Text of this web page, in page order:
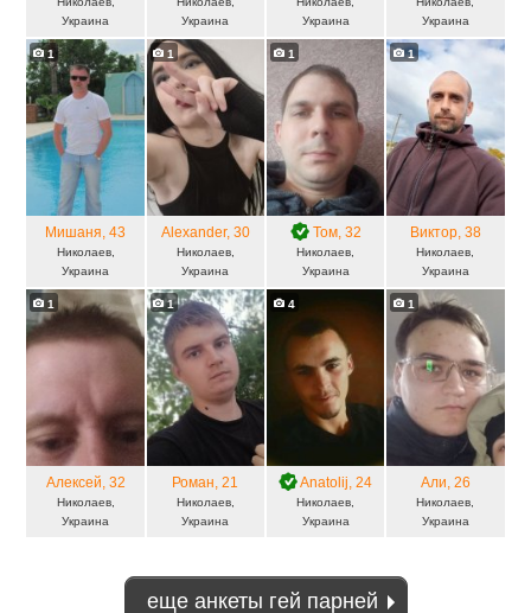
Украина
Украина
Украина
Украина
1
Мишаня, 43
Николаев,
Украина
1
Alexander, 30
Николаев,
Украина
1
Том, 32
Николаев,
Украина
1
Виктор, 38
Николаев,
Украина
1
Алексей, 32
Николаев,
Украина
1
Роман, 21
Николаев,
Украина
4
Anatolij, 24
Николаев,
Украина
1
Али, 26
Николаев,
Украина
еще анкеты гей парней